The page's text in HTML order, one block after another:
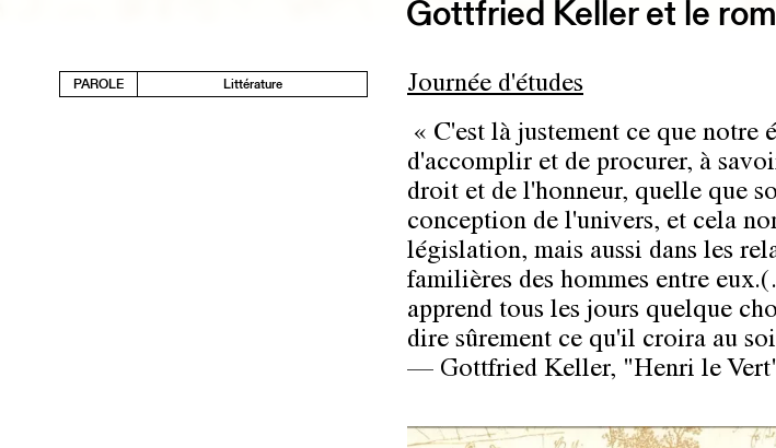
Gottfried Keller et le
PAROLE Littérature
Journée d'études
« C'est là justement ce que notre
d'accomplir et de procurer, à
droit et de l'honneur, quelle que
conception de l'univers, et cela
législation, mais aussi dans les
familières des hommes entre
apprend tous les jours quelque
dire sûrement ce qu'il croira au
— Gottfried Keller, "Henri le